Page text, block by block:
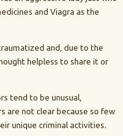
and Viagra as the
and, due to the
helpless to share it or
tend to be unusual,
are not clear because so few
unique criminal activities.